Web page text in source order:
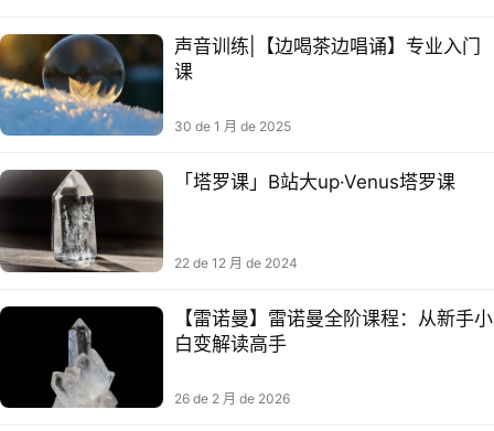
声音训练|【边喝茶边唱诵】专业入门
课
30 de 1 月 de 2025
「塔罗课」B站大up·Venus塔罗课
22 de 12 月 de 2024
【雷诺曼】雷诺曼全阶课程：从新手小
白变解读高手​
26 de 2 月 de 2026